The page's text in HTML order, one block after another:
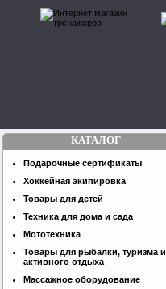
КАТАЛОГ
Подарочные сертификаты
Хоккейная экипировка
Товары для детей
Техника для дома и сада
Мототехника
Товары для рыбалки, туризма и
активного отдыха
Массажное оборудование